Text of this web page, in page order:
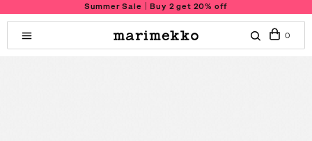
Summer Sale｜Buy 2 get 20% off
0